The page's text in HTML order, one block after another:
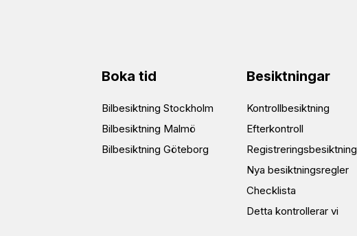
Boka tid
Bilbesiktning Stockholm
Bilbesiktning Malmö
Bilbesiktning Göteborg
Besiktningar
Kontrollbesiktning
Efterkontroll
Registreringsbesiktning
Nya besiktningsregler
Checklista
Detta kontrollerar vi